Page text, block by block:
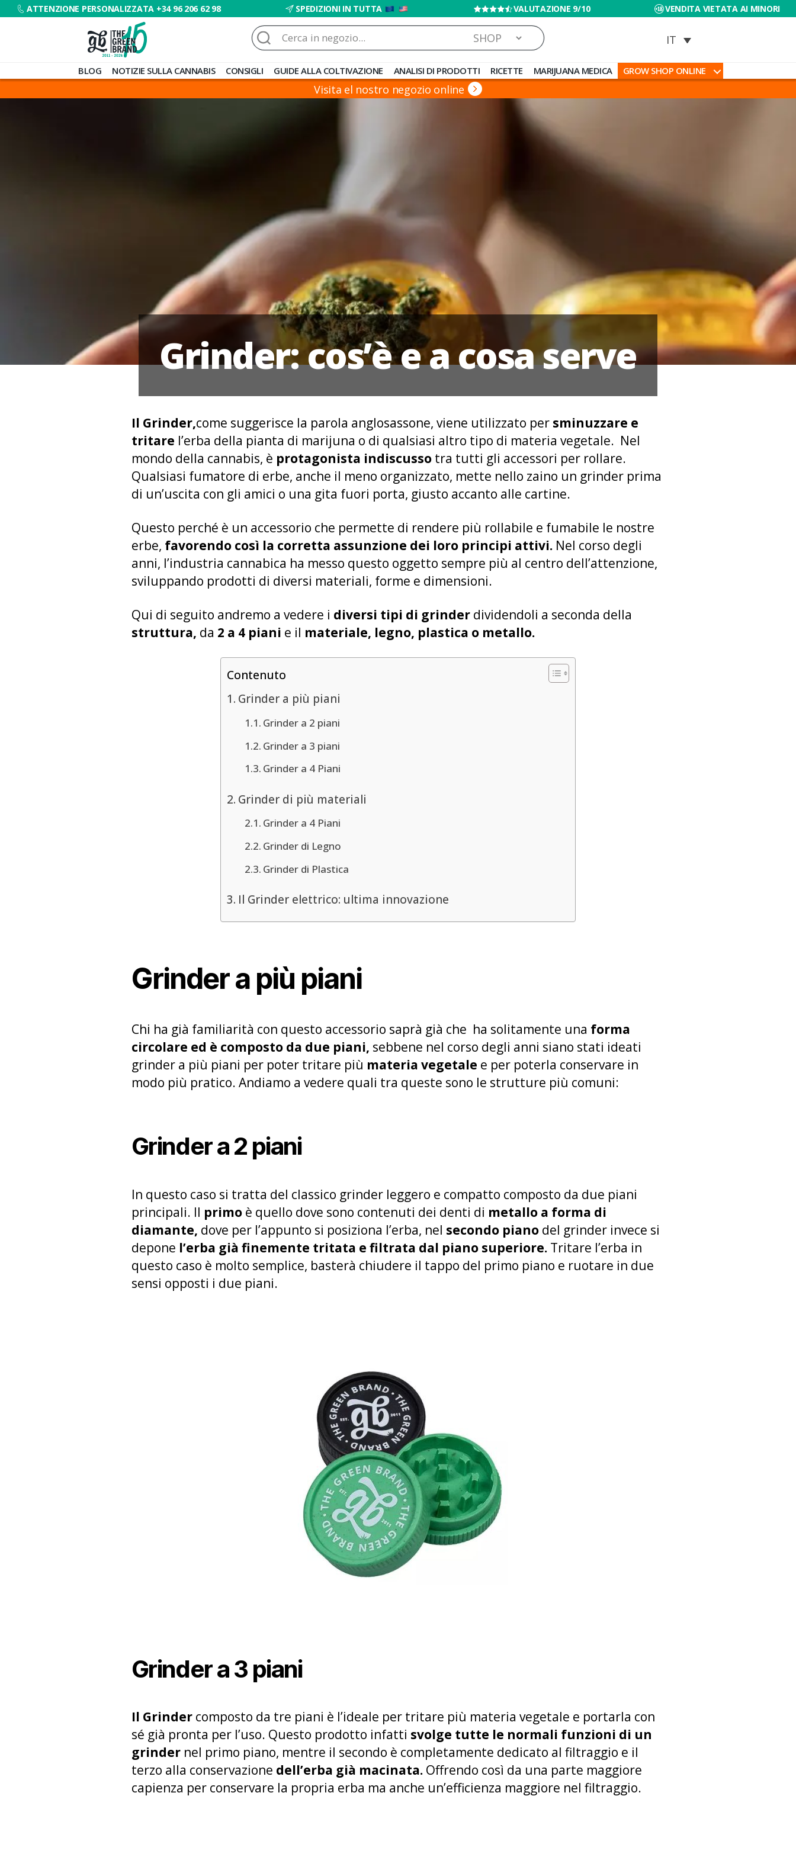
ATTENZIONE PERSONALIZZATA +34 96 206 62 98 SPEDIZIONI IN TUTTA VALUTAZIONE 9/10 VENDITA VIETATA AI MINORI
de
Barato
Cerca:
BLOG NOTIZIE SULLA CANNABIS CONSIGLI GUIDE ALLA COLTIVAZIONE ANALISI DI PRODOTTI RICETTE MARIJUANA MEDICA GROW SHOP ONLINE
Visita el nostro negozio online
Grinder: cos’è e a cosa serve
Il Grinder,come suggerisce la parola anglosassone, viene utilizzato per sminuzzare e
tritare l’erba della pianta di marijuna o di qualsiasi altro tipo di materia vegetale. Nel
mondo della cannabis, è protagonista indiscusso tra tutti gli accessori per rollare.
Qualsiasi fumatore di erbe, anche il meno organizzato, mette nello zaino un grinder prima
di un’uscita con gli amici o una gita fuori porta, giusto accanto alle cartine.
Questo perché è un accessorio che permette di rendere più rollabile e fumabile le nostre
erbe, favorendo così la corretta assunzione dei loro principi attivi. Nel corso degli
anni, l’industria cannabica ha messo questo oggetto sempre più al centro dell’attenzione,
sviluppando prodotti di diversi materiali, forme e dimensioni.
Qui di seguito andremo a vedere i diversi tipi di grinder dividendoli a seconda della
struttura, da 2 a 4 piani e il materiale, legno, plastica o metallo.
Contenuto
Grinder a più piani
Grinder a 2 piani
Grinder a 3 piani
Grinder a 4 Piani
Grinder di più materiali
Grinder a 4 Piani
Grinder di Legno
Grinder di Plastica
Il Grinder elettrico: ultima innovazione
Grinder a più piani
Chi ha già familiarità con questo accessorio saprà già che ha solitamente una forma
circolare ed è composto da due piani, sebbene nel corso degli anni siano stati ideati
grinder a più piani per poter tritare più materia vegetale e per poterla conservare in
modo più pratico. Andiamo a vedere quali tra queste sono le strutture più comuni:
Grinder a 2 piani
In questo caso si tratta del classico grinder leggero e compatto composto da due piani
principali. Il primo è quello dove sono contenuti dei denti di metallo a forma di
diamante, dove per l’appunto si posiziona l’erba, nel secondo piano del grinder invece si
depone l’erba già finemente tritata e filtrata dal piano superiore. Tritare l’erba in
questo caso è molto semplice, basterà chiudere il tappo del primo piano e ruotare in due
sensi opposti i due piani.
Grinder a 3 piani
Il Grinder composto da tre piani è l’ideale per tritare più materia vegetale e portarla con
sé già pronta per l’uso. Questo prodotto infatti svolge tutte le normali funzioni di un
grinder nel primo piano, mentre il secondo è completamente dedicato al filtraggio e il
terzo alla conservazione dell’erba già macinata. Offrendo così da una parte maggiore
capienza per conservare la propria erba ma anche un’efficienza maggiore nel filtraggio.